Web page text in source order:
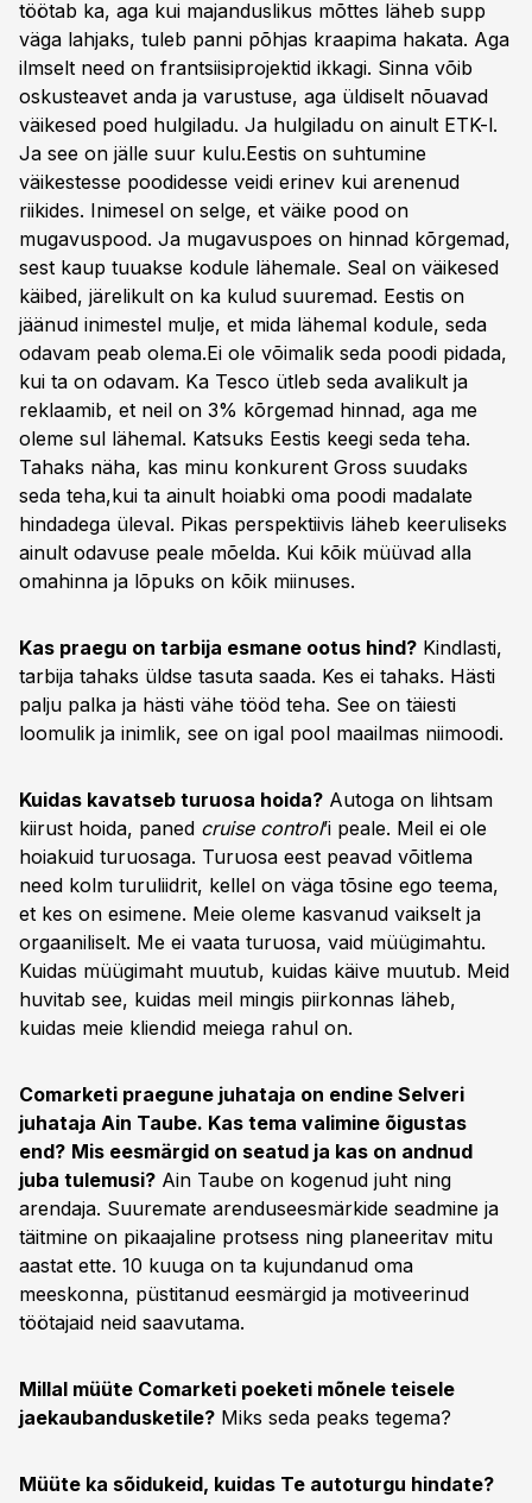
töötab ka, aga kui majanduslikus mõttes läheb supp
väga lahjaks, tuleb panni põhjas kraapima hakata. Aga
ilmselt need on frantsiisiprojektid ikkagi. Sinna võib
oskusteavet anda ja varustuse, aga üldiselt nõuavad
väikesed poed hulgiladu. Ja hulgiladu on ainult ETK-l.
Ja see on jälle suur kulu.Eestis on suhtumine
väikestesse poodidesse veidi erinev kui arenenud
riikides. Inimesel on selge, et väike pood on
mugavuspood. Ja mugavuspoes on hinnad kõrgemad,
sest kaup tuuakse kodule lähemale. Seal on väikesed
käibed, järelikult on ka kulud suuremad. Eestis on
jäänud inimestel mulje, et mida lähemal kodule, seda
odavam peab olema.Ei ole võimalik seda poodi pidada,
kui ta on odavam. Ka Tesco ütleb seda avalikult ja
reklaamib, et neil on 3% kõrgemad hinnad, aga me
oleme sul lähemal. Katsuks Eestis keegi seda teha.
Tahaks näha, kas minu konkurent Gross suudaks
seda teha,kui ta ainult hoiabki oma poodi madalate
hindadega üleval. Pikas perspektiivis läheb keeruliseks
ainult odavuse peale mõelda. Kui kõik müüvad alla
omahinna ja lõpuks on kõik miinuses.
Kas praegu on tarbija esmane ootus hind? Kindlasti,
tarbija tahaks üldse tasuta saada. Kes ei tahaks. Hästi
palju palka ja hästi vähe tööd teha. See on täiesti
loomulik ja inimlik, see on igal pool maailmas niimoodi.
Kuidas kavatseb turuosa hoida? Autoga on lihtsam
kiirust hoida, paned cruise control’i peale. Meil ei ole
hoiakuid turuosaga. Turuosa eest peavad võitlema
need kolm turuliidrit, kellel on väga tõsine ego teema,
et kes on esimene. Meie oleme kasvanud vaikselt ja
orgaaniliselt. Me ei vaata turuosa, vaid müügimahtu.
Kuidas müügimaht muutub, kuidas käive muutub. Meid
huvitab see, kuidas meil mingis piirkonnas läheb,
kuidas meie kliendid meiega rahul on.
Comarketi praegune juhataja on endine Selveri
juhataja Ain Taube. Kas tema valimine õigustas
end? Mis eesmärgid on seatud ja kas on andnud
juba tulemusi? Ain Taube on kogenud juht ning
arendaja. Suuremate arenduseesmärkide seadmine ja
täitmine on pikaajaline protsess ning planeeritav mitu
aastat ette. 10 kuuga on ta kujundanud oma
meeskonna, püstitanud eesmärgid ja motiveerinud
töötajaid neid saavutama.
Millal müüte Comarketi poeketi mõnele teisele
jaekaubandusketile? Miks seda peaks tegema?
Müüte ka sõidukeid, kuidas Te autoturgu hindate?